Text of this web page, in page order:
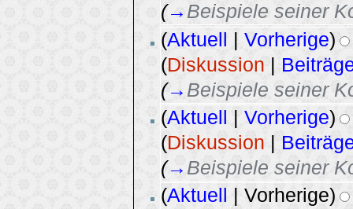
(→ Beispiele seiner
(Aktuell | Vorherige)
(Diskussion |
(→ Beispiele seiner
(Aktuell Vorherige)
(Diskussion |
(→ Beispiele seiner
(Aktuell
| Vorherige)